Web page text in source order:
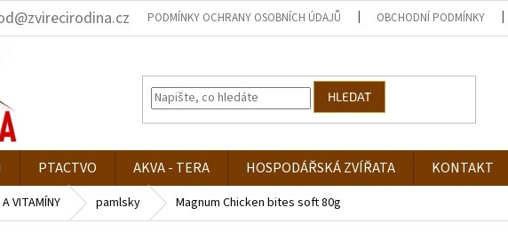
PODMÍNKY OCHRANY OSOBNÍCH ÚDAJŮ OBCHODNÍ PODMÍNKY
HLEDAT
PTACTVO AKVA - TERA HOSPODÁŘSKÁ ZVÍŘATA KONTAKT
VITAMÍNY pamlsky Magnum Chicken bites soft 80g